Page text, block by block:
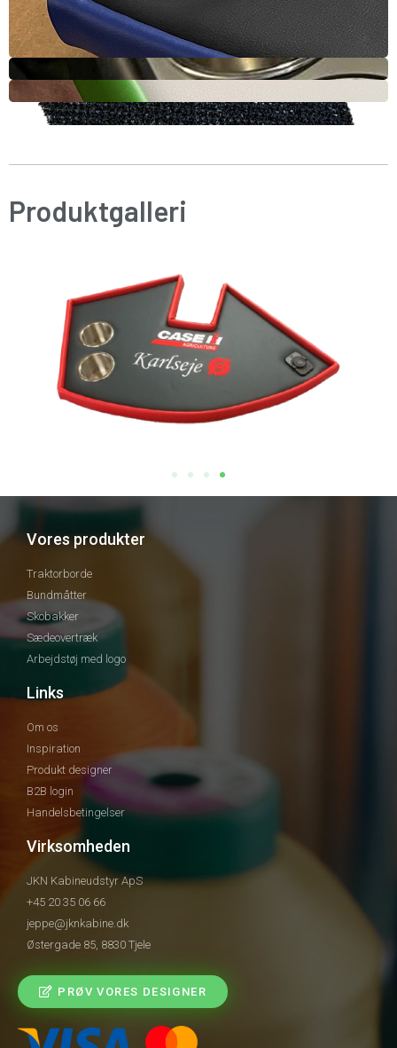
Produktgalleri
Vores produkter
Traktorborde
Bundmåtter
Skobakker
Sædeovertræk
Arbejdstøj med logo
Links
Om os
Inspiration
Produkt designer
B2B login
Handelsbetingelser
Virksomheden
JKN Kabineudstyr ApS
+45 20 35 06 66
jeppe@jknkabine.dk
Østergade 85, 8830 Tjele
PRØV VORES DESIGNER